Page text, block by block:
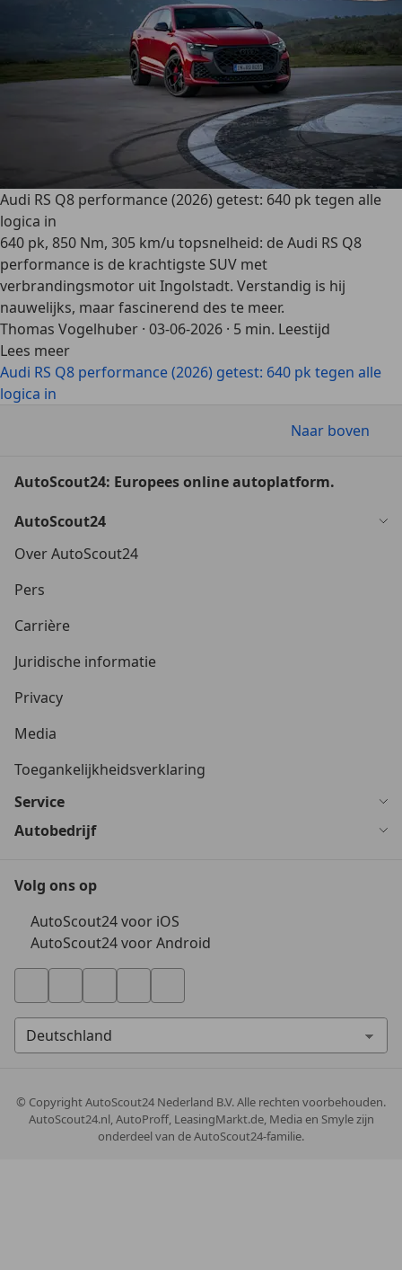
Audi RS Q8 performance (2026) getest: 640 pk tegen alle
logica in
640 pk, 850 Nm, 305 km/u topsnelheid: de Audi RS Q8
performance is de krachtigste SUV met
verbrandingsmotor uit Ingolstadt. Verstandig is hij
nauwelijks, maar fascinerend des te meer.
Thomas Vogelhuber · 03-06-2026 · 5 min. Leestijd
Lees meer
Audi RS Q8 performance (2026) getest: 640 pk tegen alle
logica in
Naar boven
AutoScout24: Europees online autoplatform.
AutoScout24
Over AutoScout24
Pers
Carrière
Juridische informatie
Privacy
Media
Toegankelijkheidsverklaring
Service
Autobedrijf
Volg ons op
AutoScout24 voor iOS
AutoScout24 voor Android
© CopyrightAutoScout24 Nederland B.V. Alle rechten voorbehouden.
AutoScout24.nl, AutoProff, LeasingMarkt.de, Media en Smyle zijn
onderdeel van de AutoScout24-familie.